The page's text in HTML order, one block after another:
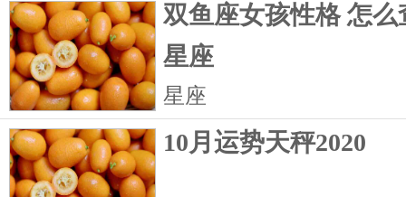
双鱼座女孩性格 怎
星座
星座
10月运势天秤2020